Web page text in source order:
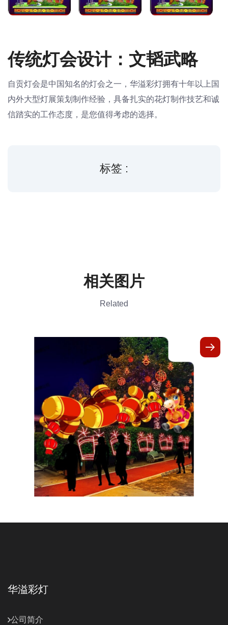
传统灯会设计：文韬武略
自贡灯会是中国知名的灯会之一，华溢彩灯拥有十年以上国
内外大型灯展策划制作经验，具备扎实的花灯制作技艺和诚
信踏实的工作态度，是您值得考虑的选择。
标签 :
相关图片
Related
华溢彩灯
公司简介